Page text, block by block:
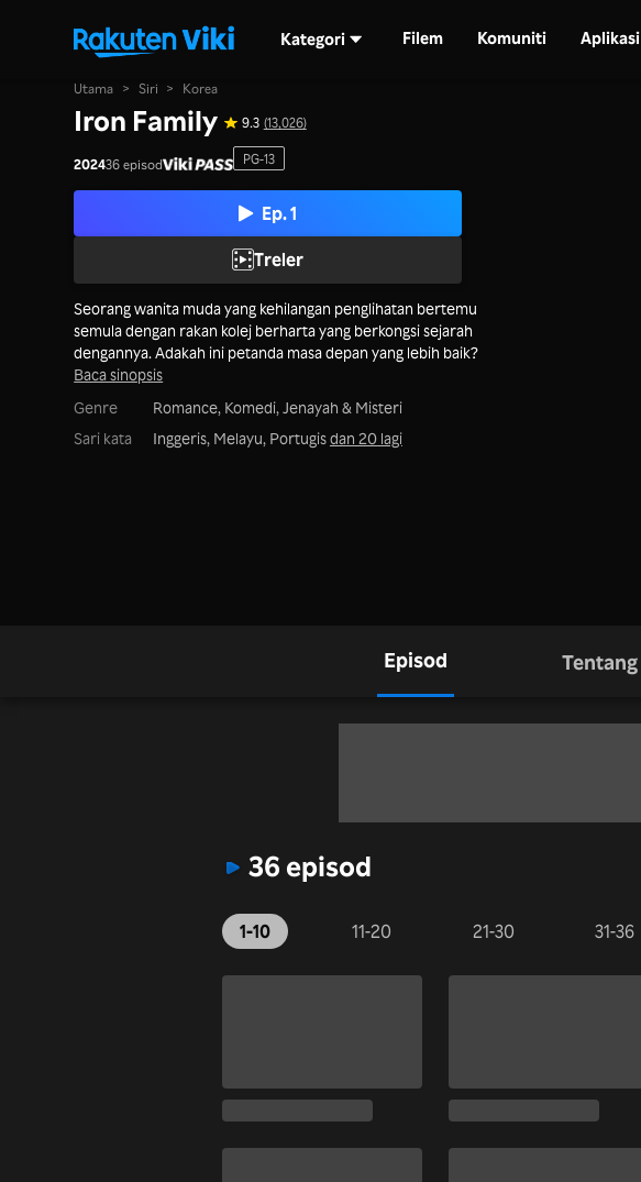
Kategori Filem Komuniti Aplikasi
Utama > Siri > Korea
Iron Family 9.3 (13,026)
202436 episod PG-13
Ep. 1
Treler
Seorang wanita muda yang kehilangan penglihatan bertemu
semula dengan rakan kolej berharta yang berkongsi sejarah
dengannya. Adakah ini petanda masa depan yang lebih baik?
Baca sinopsis
Genre
Romance, Komedi, Jenayah & Misteri
Sari kata
Inggeris, Melayu, Portugisdan 20 lagi
Episod Tentang
36 episod
1-10 11-20 21-30 31-36